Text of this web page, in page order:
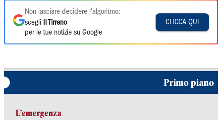
Non lasciare decidere l'algoritmo:
scegli
Il Tirreno
per le tue notizie su Google
CLICCA QUI
Primo piano
L’emergenza